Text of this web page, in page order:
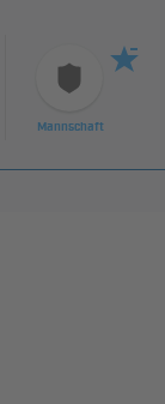
Mannschaft